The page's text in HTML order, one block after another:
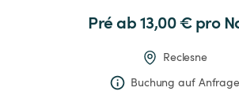
Pré ab 13,00 € pro
Reclesne
Buchung auf Anfrage